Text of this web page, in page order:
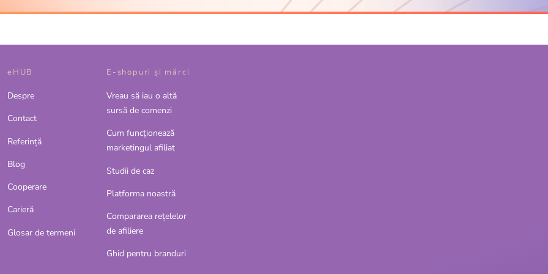
eHUB
Despre
Contact
Referinţă
Blog
Cooperare
Carieră
Glosar de termeni
E-shopuri și mărci
Vreau să iau o altă
sursă de comenzi
Cum funcționează
marketingul afiliat
Studii de caz
Platforma noastră
Compararea rețelelor
de afiliere
Ghid pentru branduri